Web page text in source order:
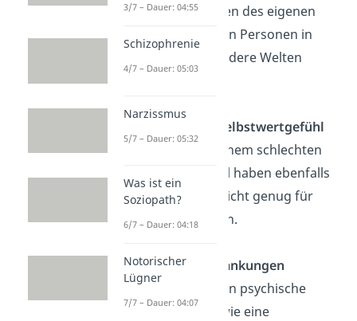
nicht Ausschöpfen des eigenen
Potentials können Personen in
andere, spannendere Welten
Ein schlechtes Selbstwertgefühl
Menschen mit einem schlechten
Selbstwertgefühl haben ebenfalls
oft das Gefühl, nicht genug für
diese Welt zu sein.
Psychische Erkrankungen
Zusätzlich können psychische
Erkrankungen, wie eine
3/7 – Dauer: 04:55
Schizophrenie
4/7 – Dauer: 05:03
Narzissmus
5/7 – Dauer: 05:32
Was ist ein
Soziopath?
6/7 – Dauer: 04:18
Notorischer
Lügner
7/7 – Dauer: 04:07